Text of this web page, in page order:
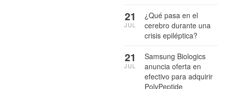
¿Qué pasa en el
cerebro durante una
crisis epiléptica?
21
JUL
Samsung Biologics
anuncia oferta en
efectivo para adquirir
PolyPeptide
21
JUL